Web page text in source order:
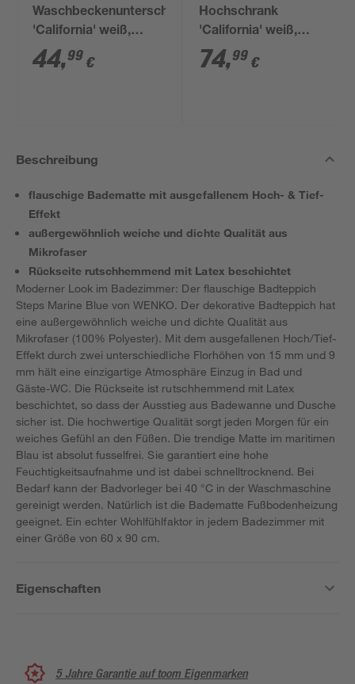
Waschbeckenunterschrank
'California' weiß,
silbern 60 x 55 x 28
cm
44,99 €
Hochschrank
'California' weiß,
silbern 32 x 180 x 28
cm
74,99 €
Beschreibung
flauschige Badematte mit ausgefallenem Hoch- & Tief-
Effekt
außergewöhnlich weiche und dichte Qualität aus
Mikrofaser
Rückseite rutschhemmend mit Latex beschichtet
Moderner Look im Badezimmer: Der flauschige Badteppich
Steps Marine Blue von WENKO. Der dekorative Badteppich hat
eine außergewöhnlich weiche und dichte Qualität aus
Mikrofaser (100% Polyester). Mit dem ausgefallenen Hoch/Tief-
Effekt durch zwei unterschiedliche Florhöhen von 15 mm und 9
mm hält eine einzigartige Atmosphäre Einzug in Bad und
Gäste-WC. Die Rückseite ist rutschhemmend mit Latex
beschichtet, so dass der Ausstieg aus Badewanne und Dusche
sicher ist. Die hochwertige Qualität sorgt jeden Morgen für ein
weiches Gefühl an den Füßen. Die trendige Matte im maritimen
Blau ist absolut fusselfrei. Sie garantiert eine hohe
Feuchtigkeitsaufnahme und ist dabei schnelltrocknend. Bei
Bedarf kann der Badvorleger bei 40 °C in der Waschmaschine
gereinigt werden. Natürlich ist die Badematte Fußbodenheizung
geeignet. Ein echter Wohlfühlfaktor in jedem Badezimmer mit
einer Größe von 60 x 90 cm.
Eigenschaften
5 Jahre Garantie auf toom Eigenmarken